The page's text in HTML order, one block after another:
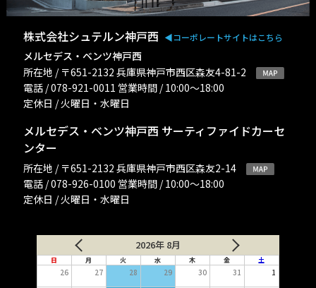
株式会社シュテルン神戸西 ◀︎コーポレートサイトはこちら
メルセデス・ベンツ神戸西
所在地 / 〒651-2132 兵庫県神戸市西区森友4-81-2
電話 / 078-921-0011 営業時間 / 10:00〜18:00
定休日 / 火曜日・水曜日
メルセデス・ベンツ神戸西 サーティファイドカーセ
ンター
所在地 / 〒651-2132 兵庫県神戸市西区森友2-14
電話 / 078-926-0100 営業時間 / 10:00〜18:00
定休日 / 火曜日・水曜日
2026年 8月
日 月 火 水 木 金 土
26 27 28 29 30 31 1